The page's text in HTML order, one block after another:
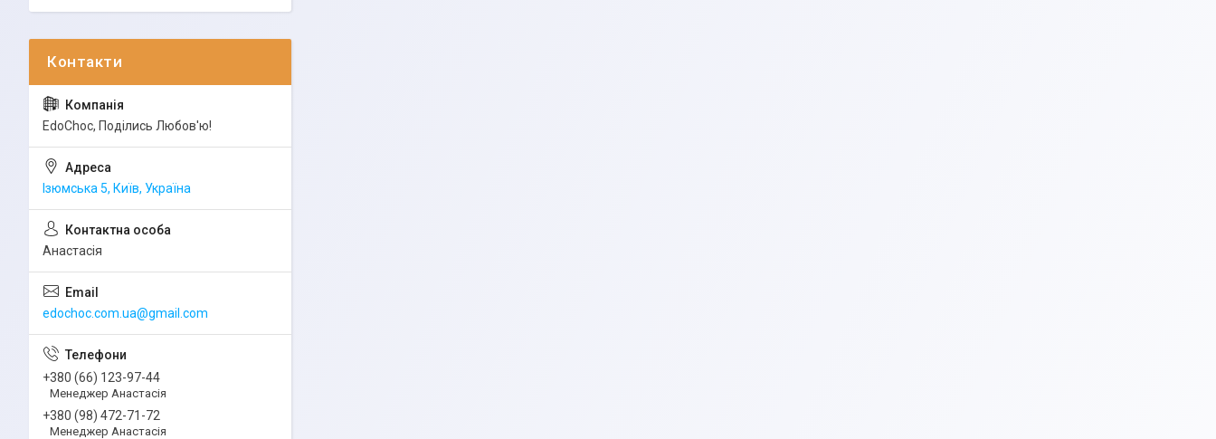
EdoСhoc, Поділись Любов'ю!
Ізюмська 5, Київ, Україна
Анастасія
edochoc.com.ua@gmail.com
+380 (66) 123-97-44
Менеджер Анастасія
+380 (98) 472-71-72
Менеджер Анастасія